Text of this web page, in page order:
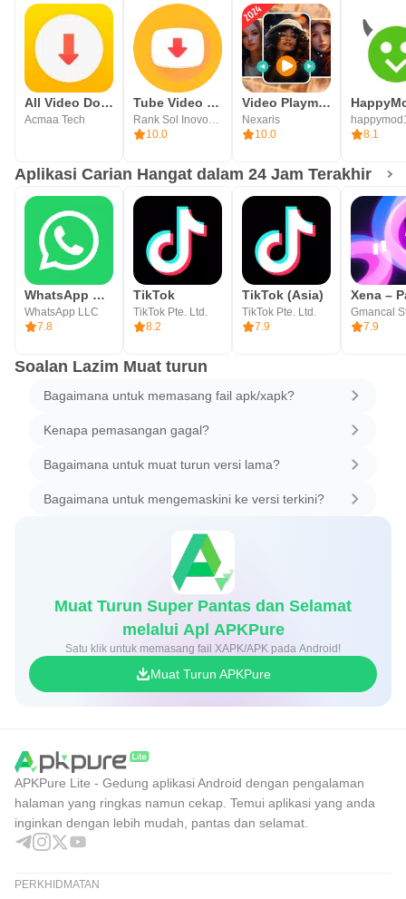
All Video Downloader
Acmaa Tech
Tube Video Downloader
Rank Sol Inovoations
10.0
Video Playmaker Pro
Nexaris
10.0
8.1
Aplikasi Carian Hangat dalam 24 Jam Terakhir
WhatsApp Messenger
WhatsApp LLC
7.8
TikTok
TikTok Pte. Ltd.
8.2
TikTok (Asia)
TikTok Pte. Ltd.
7.9
Gmancal
7.9
Soalan Lazim Muat turun
Bagaimana untuk memasang fail apk/xapk?
Kenapa pemasangan gagal?
Bagaimana untuk muat turun versi lama?
Bagaimana untuk mengemaskini ke versi terkini?
Muat Turun Super Pantas dan Selamat
melalui Apl APKPure
Satu klik untuk memasang fail XAPK/APK pada Android!
Muat Turun APKPure
APKPure Lite - Gedung aplikasi Android dengan pengalaman
halaman yang ringkas namun cekap. Temui aplikasi yang anda
inginkan dengan lebih mudah, pantas dan selamat.
PERKHIDMATAN